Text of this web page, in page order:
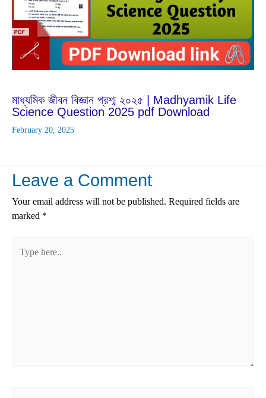
মাধ্যমিক জীবন বিজ্ঞান প্রশ্ম ২০২৫ | Madhyamik Life
Science Question 2025 pdf Download
February 20, 2025
Leave a Comment
Your email address will not be published. Required fields are
marked *
here..